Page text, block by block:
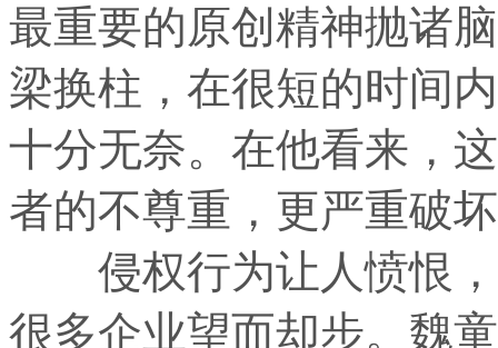
最重要的原创精神抛诸
梁换柱，在很短的时间
十分无奈。在他看来，
者的不尊重，更严重破
侵权行为让人愤恨，
很多企业望而却步。魏